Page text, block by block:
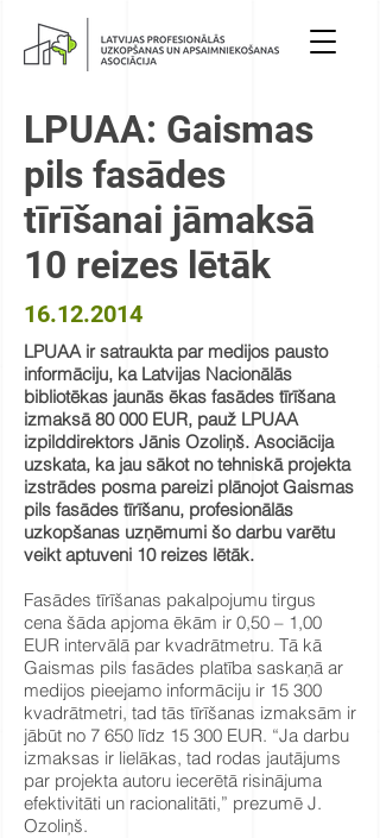
LPUAA: Gaismas
pils fasādes
tīrīšanai jāmaksā
10 reizes lētāk
16.12.2014
LPUAA ir satraukta par medijos pausto
informāciju, ka Latvijas Nacionālās
bibliotēkas jaunās ēkas fasādes tīrīšana
izmaksā 80 000 EUR, pauž LPUAA
izpilddirektors Jānis Ozoliņš. Asociācija
uzskata, ka jau sākot no tehniskā projekta
izstrādes posma pareizi plānojot Gaismas
pils fasādes tīrīšanu, profesionālās
uzkopšanas uzņēmumi šo darbu varētu
veikt aptuveni 10 reizes lētāk.
Fasādes tīrīšanas pakalpojumu tirgus
cena šāda apjoma ēkām ir 0,50 – 1,00
EUR intervālā par kvadrātmetru. Tā kā
Gaismas pils fasādes platība saskaņā ar
medijos pieejamo informāciju ir 15 300
kvadrātmetri, tad tās tīrīšanas izmaksām ir
jābūt no 7 650 līdz 15 300 EUR. “Ja darbu
izmaksas ir lielākas, tad rodas jautājums
par projekta autoru iecerētā risinājuma
efektivitāti un racionalitāti,” prezumē J.
Ozoliņš.